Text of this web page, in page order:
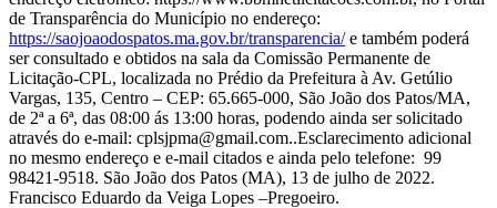
de Transparência do Município no endereço:
https://saojoaodospatos.ma.gov.br/transparencia/e também poderá
ser consultado e obtidos na sala da Comissão Permanente de
Licitação-CPL, localizada no Prédio da Prefeitura à Av. Getúlio
Vargas, 135, Centro – CEP: 65.665-000, São João dos Patos/MA,
de 2ª a 6ª, das 08:00 ás 13:00 horas, podendo ainda ser solicitado
através do e-mail: cplsjpma@gmail.com..Esclarecimento adicional
no mesmo endereço e e-mail citados e ainda pelo telefone: 99
98421-9518. São João dos Patos (MA), 13 de julho de 2022.
Francisco Eduardo da Veiga Lopes –Pregoeiro.